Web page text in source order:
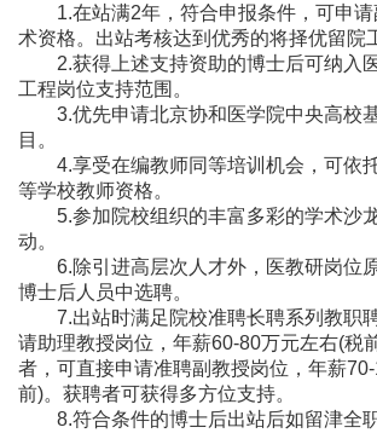
1.在站满2年，符合申报条件，可申请
术资格。出站考核达到优秀的将择优留院
2.获得上述支持资助的博士后可纳入
工程岗位支持范围。
3.优先申请北京协和医学院中央高校
目。
4.享受在编教师同等培训机会，可依
等学校教师资格。
5.参加院校组织的丰富多彩的学术沙
动。
6.除引进高层次人才外，医教研岗位
博士后人员中选聘。
7.出站时满足院校准聘长聘系列教职
请助理教授岗位，年薪60-80万元左右(税
者，可直接申请准聘副教授岗位，年薪
前)。获聘者可获得多方位支持。
8.符合条件的博士后出站后如留津全